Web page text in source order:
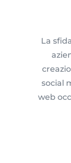
La
social
web